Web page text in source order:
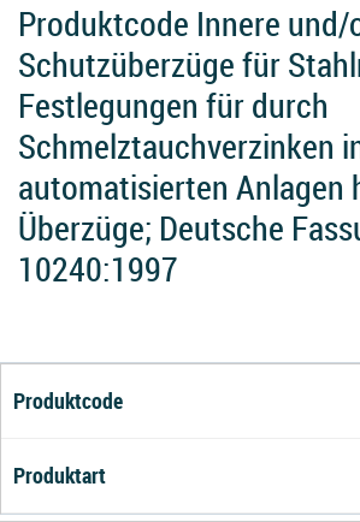
Produktcode Innere und/
Schutzüberzüge für
Festlegungen für durch
Schmelztauchverzinken
automatisierten Anlagen
Überzüge; Deutsche
10240:1997
Produktcode
Produktart